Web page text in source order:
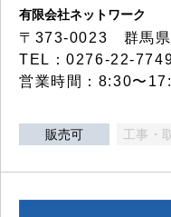
有限会社ネットワーク
〒373-0023 群馬県
TEL：0276-22-
営業時間：8:30〜
販売可 工事・